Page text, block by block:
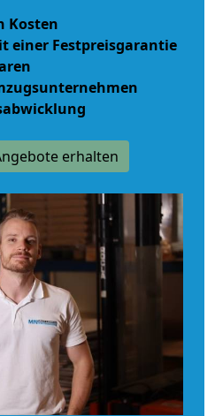
Kosten
einer Festpreisgarantie
erhalten